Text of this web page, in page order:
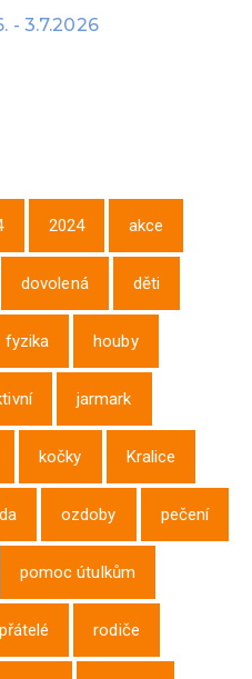
- 3.7.2026
2024 akce
dovolená děti
fyzika houby
jarmark
kočky Kralice
ozdoby pečení
pomoc útulkům
přátelé rodiče